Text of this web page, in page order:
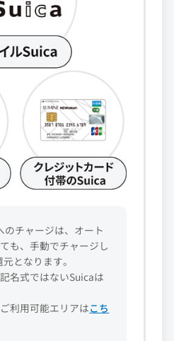
チャージは、オート
も、手動でチャージし
となります。
名式ではないSuicaは
利用可能エリアはこち